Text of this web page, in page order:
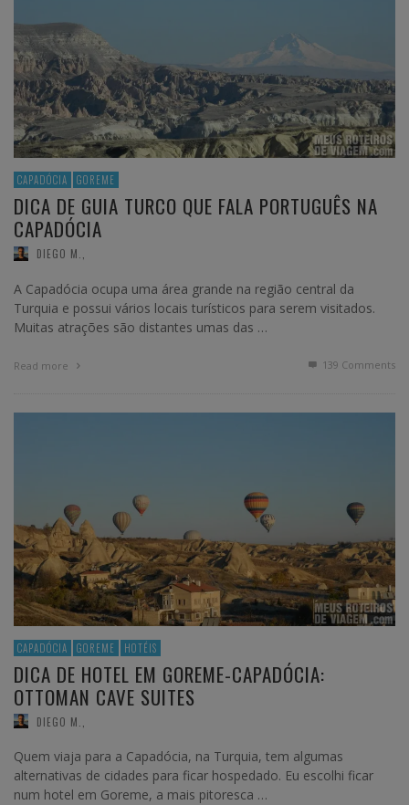
CAPADÓCIA GOREME
DICA DE GUIA TURCO QUE FALA PORTUGUÊS NA
CAPADÓCIA
DIEGO M.
A Capadócia ocupa uma área grande na região central da
Turquia e possui vários locais turísticos para serem visitados.
Muitas atrações são distantes umas das …
Read more 139 Comments
CAPADÓCIA GOREME HOTÉIS
DICA DE HOTEL EM GOREME-CAPADÓCIA:
OTTOMAN CAVE SUITES
DIEGO M.
Quem viaja para a Capadócia, na Turquia, tem algumas
alternativas de cidades para ficar hospedado. Eu escolhi ficar
num hotel em Goreme, a mais pitoresca …